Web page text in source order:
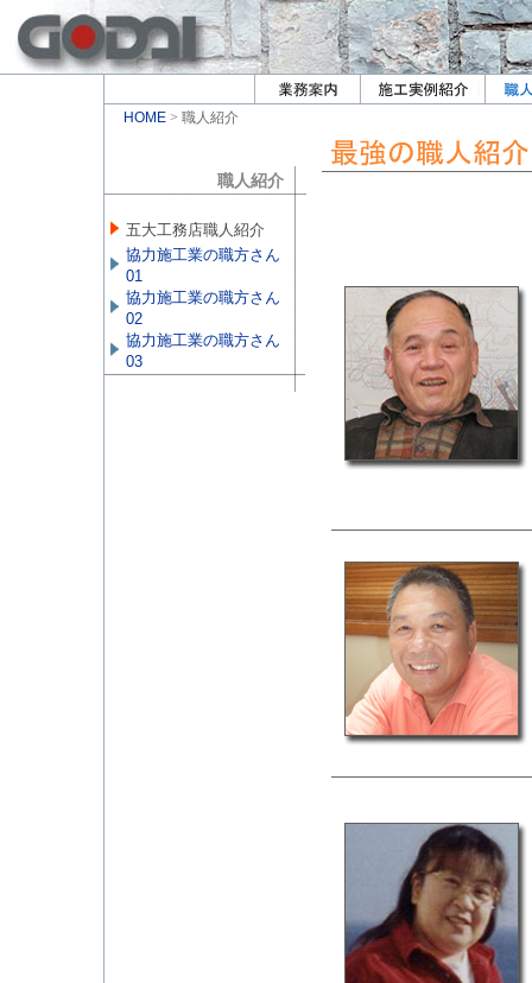
HOME > 職人紹介
職人紹介
五大工務店職人紹介
協力施工業の職方さん
01
協力施工業の職方さん
02
協力施工業の職方さん
03